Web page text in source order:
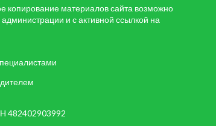
копирование материалов сайта возможно
и с активной ссылкой на
482402903992